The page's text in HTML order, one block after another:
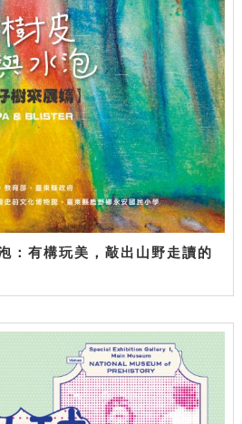
：有構玩美，敲出山野走讀的